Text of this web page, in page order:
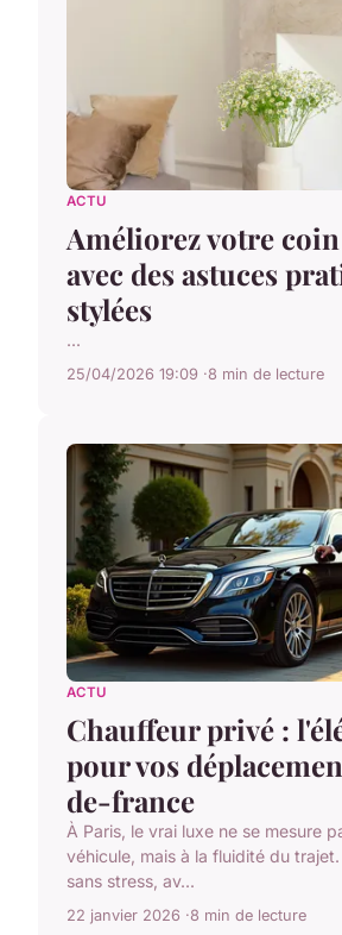
ACTU
Améliorez votre
avec des astuces
stylées
...
25/04/2026 19:09 8 min de lecture
ACTU
Chauffeur privé :
pour vos
de-france
À Paris, le vrai luxe ne se mesure
véhicule, mais à la fluidité du
sans stress, av...
22 janvier 2026 8 min de lecture